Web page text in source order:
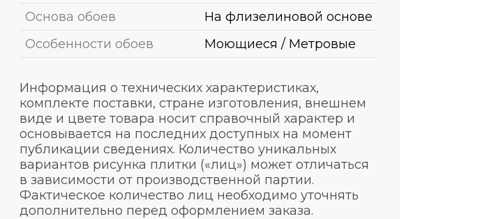
Основа обоев
На флизелиновой основе
Особенности обоев
Моющиеся / Метровые
Информация о технических характеристиках,
комплекте поставки, стране изготовления, внешнем
виде и цвете товара носит справочный характер и
основывается на последних доступных на момент
публикации сведениях. Количество уникальных
вариантов рисунка плитки («лиц») может отличаться
в зависимости от производственной партии.
Фактическое количество лиц необходимо уточнять
дополнительно перед оформлением заказа.